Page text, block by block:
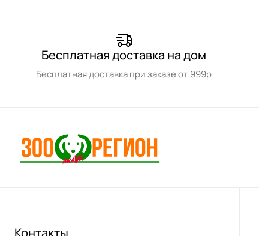
Бесплатная доставка на дом
Бесплатная доставка при заказе от 999р